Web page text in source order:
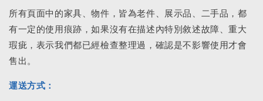
所有頁面中的家具、物件，皆為老件、展示品、二手品，都
有一定的使用痕跡，如果沒有在描述內特別敘述故障、重大
瑕疵，表示我們都已經檢查整理過，確認是不影響使用才會
售出。
運送方式：